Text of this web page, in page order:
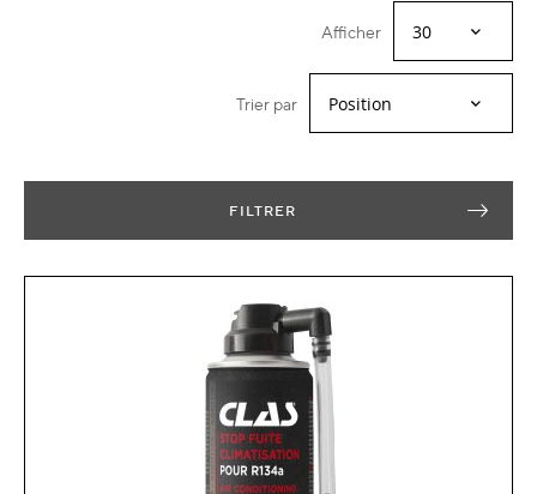
Afficher
Trier par
FILTRER